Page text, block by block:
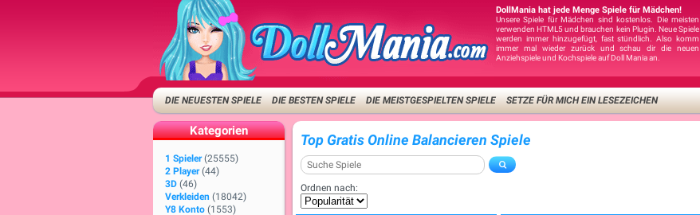
DollMania hat jede Menge Spiele für Mädchen!
Unsere Spiele für Mädchen sind kostenlos. Die meisten
verwenden HTML5 und brauchen kein Plugin. Neue Spiele
werden immer hinzugefügt, fast stündlich. Also komm
immer mal wieder zurück und schau dir die neuen
Anziehspiele und Kochspiele auf Doll Mania an.
DIE NEUESTEN SPIELE DIE BESTEN SPIELE DIE MEISTGESPIELTEN SPIELE SETZE FÜR MICH EIN LESEZEICHEN
Kategorien
1 Spieler (25555)
2 Player (44)
3D (46)
Verkleiden (18042)
Y8 Konto (1553)
Top Gratis Online Balancieren Spiele
Ordnen nach: